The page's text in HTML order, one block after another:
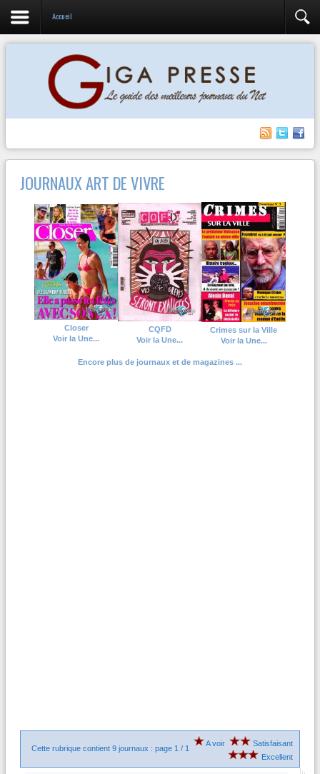
Accueil
JOURNAUX ART DE VIVRE
Closer
Voir la Une...
CQFD
Voir la Une...
Crimes sur la Ville
Voir la Une...
Encore plus de journaux et de magazines ...
Cette rubrique contient 9 journaux : page 1 / 1
A voir
Satisfaisant
Excellent